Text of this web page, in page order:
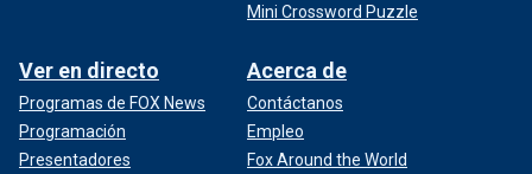
Mini Crossword Puzzle
Ver en directo
Programas de FOX News
Programación
Presentadores
Acerca de
Contáctanos
Empleo
Fox Around the World